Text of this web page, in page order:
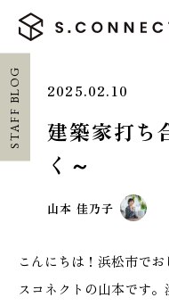
ホーム
家づくり勉強会
STAFF BLOG 2025.02.10
建築家打ち
く～
山本 佳乃子
こんにちは！浜松市で
スコネクトの山本です